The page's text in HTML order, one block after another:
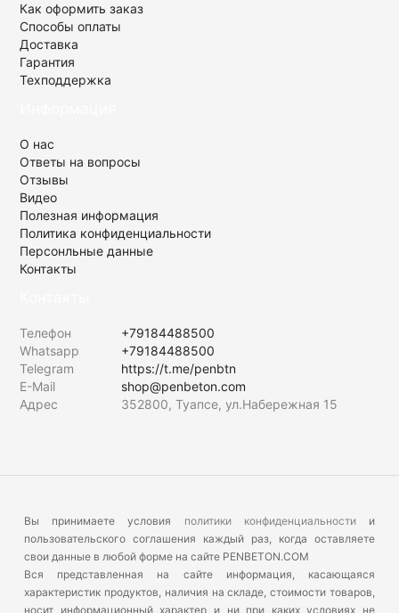
Как оформить заказ
Способы оплаты
Доставка
Гарантия
Техподдержка
О нас
Ответы на вопросы
Отзывы
Видео
Полезная информация
Политика конфиденциальности
Персонльные данные
Контакты
Телефон
+79184488500
Whatsapp
+79184488500
Telegram
https://t.me/penbtn
E-Mail
shop@penbeton.com
Адрес
352800, Туапсе, ул.Набережная 15
Вы принимаете условия политики конфиденциальностии
пользовательского соглашения каждый раз, когда оставляете
свои данные в любой форме на сайте PENBETON.COM
Вся представленная на сайте информация, касающаяся
характеристик продуктов, наличия на складе, стоимости товаров,
носит информационный характер и ни при каких условиях не